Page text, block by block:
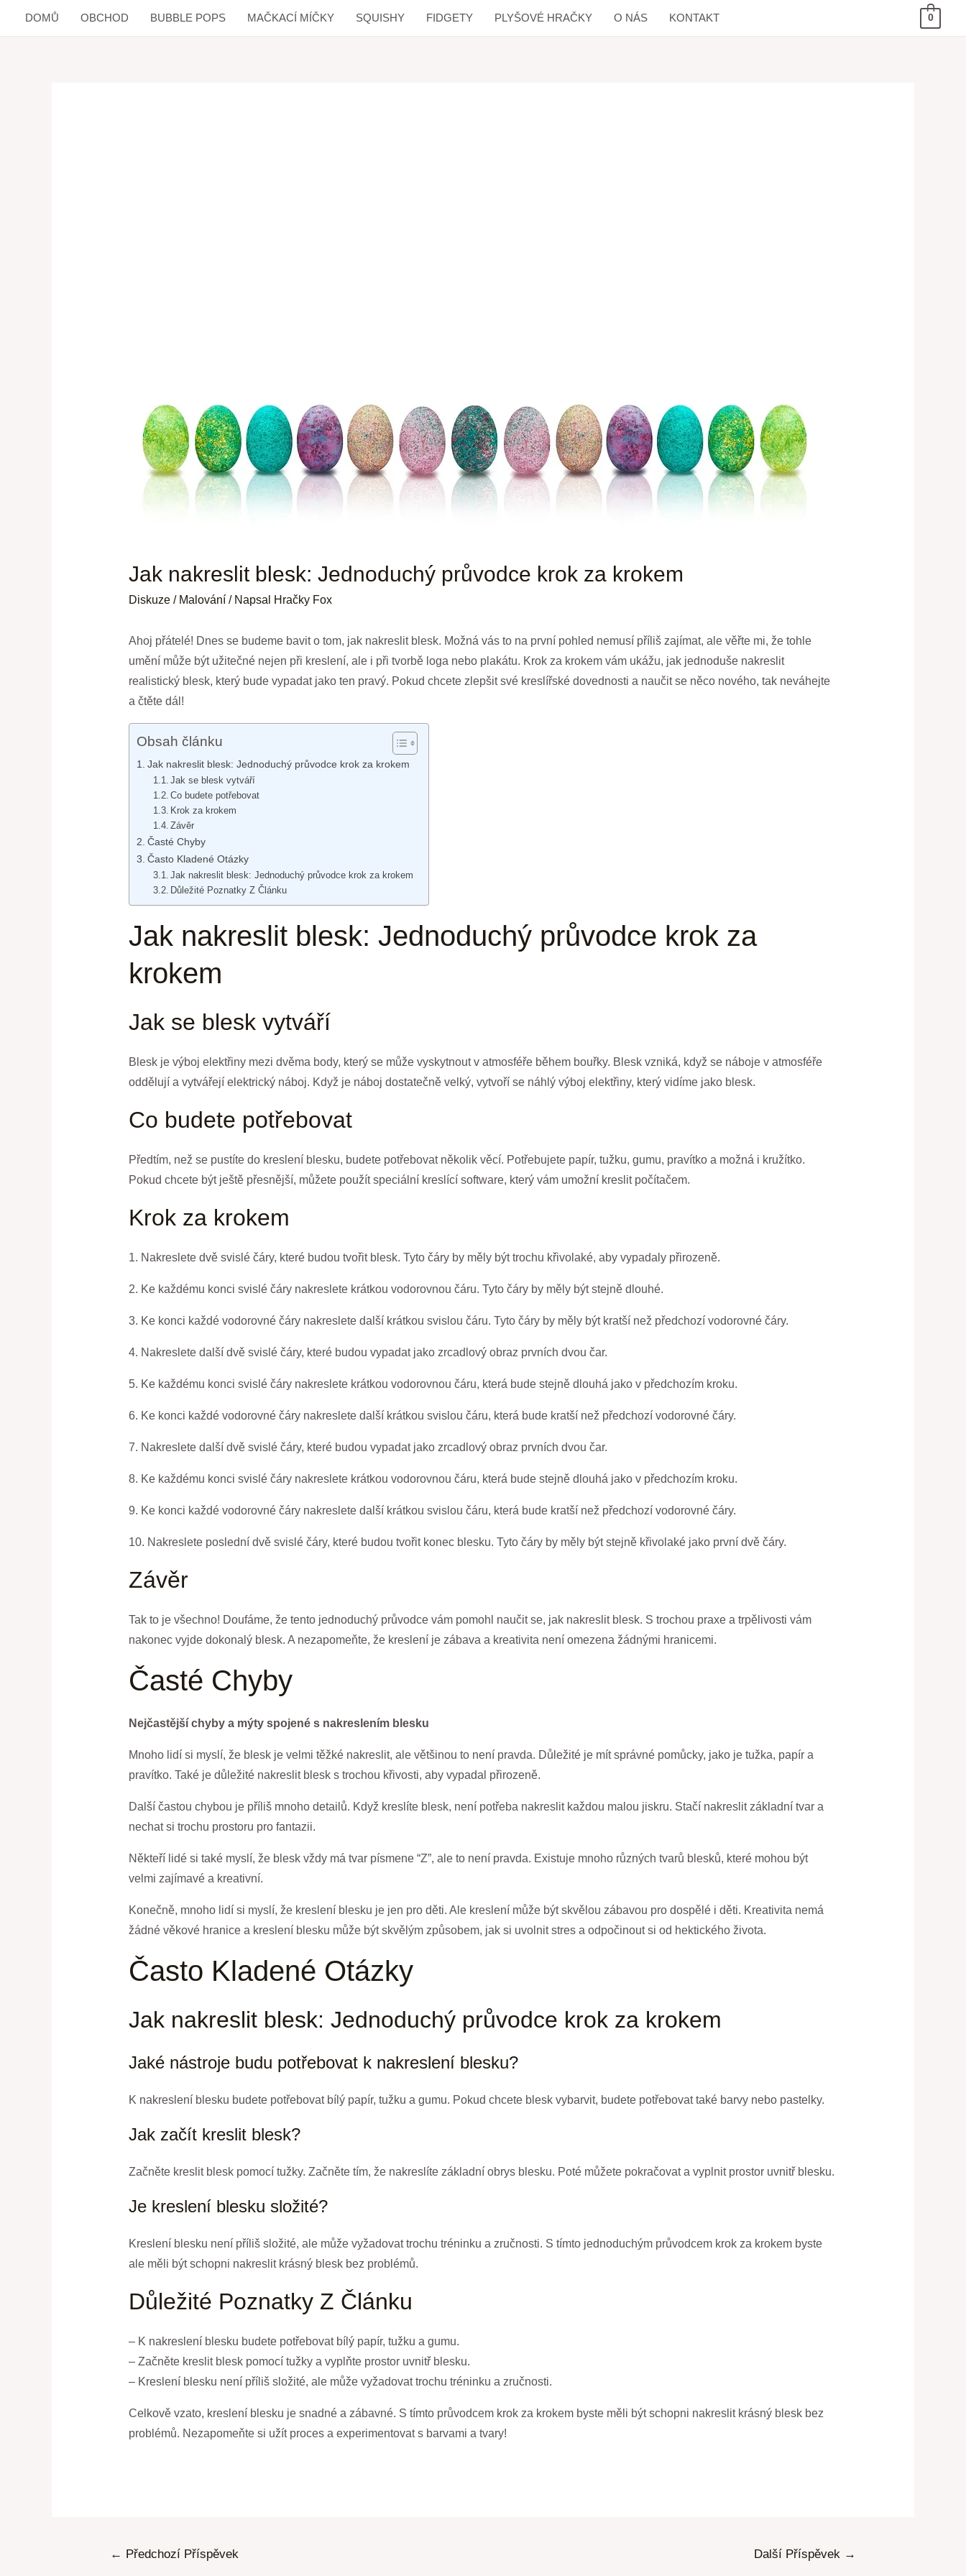
DOMŮ OBCHOD BUBBLE POPS MAČKACÍ MÍČKY SQUISHY FIDGETY PLYŠOVÉ HRAČKY O NÁS KONTAKT 0
Jak nakreslit blesk: Jednoduchý průvodce krok za krokem
Diskuze / Malování/ Napsal Hračky Fox
Ahoj přátelé! Dnes se budeme bavit o tom, jak nakreslit blesk. Možná vás to na první pohled nemusí příliš zajímat, ale věřte mi, že tohle
umění může být užitečné nejen při kreslení, ale i při tvorbě loga nebo plakátu. Krok za krokem vám ukážu, jak jednoduše nakreslit
realistický blesk, který bude vypadat jako ten pravý. Pokud chcete zlepšit své kreslířské dovednosti a naučit se něco nového, tak neváhejte
a čtěte dál!
Obsah článku
Jak nakreslit blesk: Jednoduchý průvodce krok za krokem
Jak se blesk vytváří
Co budete potřebovat
Krok za krokem
Závěr
Časté Chyby
Často Kladené Otázky
Jak nakreslit blesk: Jednoduchý průvodce krok za krokem
Důležité Poznatky Z Článku
Jak nakreslit blesk: Jednoduchý průvodce krok za
krokem
Jak se blesk vytváří
Blesk je výboj elektřiny mezi dvěma body, který se může vyskytnout v atmosféře během bouřky. Blesk vzniká, když se náboje v atmosféře
oddělují a vytvářejí elektrický náboj. Když je náboj dostatečně velký, vytvoří se náhlý výboj elektřiny, který vidíme jako blesk.
Co budete potřebovat
Předtím, než se pustíte do kreslení blesku, budete potřebovat několik věcí. Potřebujete papír, tužku, gumu, pravítko a možná i kružítko.
Pokud chcete být ještě přesnější, můžete použít speciální kreslící software, který vám umožní kreslit počítačem.
Krok za krokem
1. Nakreslete dvě svislé čáry, které budou tvořit blesk. Tyto čáry by měly být trochu křivolaké, aby vypadaly přirozeně.
2. Ke každému konci svislé čáry nakreslete krátkou vodorovnou čáru. Tyto čáry by měly být stejně dlouhé.
3. Ke konci každé vodorovné čáry nakreslete další krátkou svislou čáru. Tyto čáry by měly být kratší než předchozí vodorovné čáry.
4. Nakreslete další dvě svislé čáry, které budou vypadat jako zrcadlový obraz prvních dvou čar.
5. Ke každému konci svislé čáry nakreslete krátkou vodorovnou čáru, která bude stejně dlouhá jako v předchozím kroku.
6. Ke konci každé vodorovné čáry nakreslete další krátkou svislou čáru, která bude kratší než předchozí vodorovné čáry.
7. Nakreslete další dvě svislé čáry, které budou vypadat jako zrcadlový obraz prvních dvou čar.
8. Ke každému konci svislé čáry nakreslete krátkou vodorovnou čáru, která bude stejně dlouhá jako v předchozím kroku.
9. Ke konci každé vodorovné čáry nakreslete další krátkou svislou čáru, která bude kratší než předchozí vodorovné čáry.
10. Nakreslete poslední dvě svislé čáry, které budou tvořit konec blesku. Tyto čáry by měly být stejně křivolaké jako první dvě čáry.
Závěr
Tak to je všechno! Doufáme, že tento jednoduchý průvodce vám pomohl naučit se, jak nakreslit blesk. S trochou praxe a trpělivosti vám
nakonec vyjde dokonalý blesk. A nezapomeňte, že kreslení je zábava a kreativita není omezena žádnými hranicemi.
Časté Chyby
Nejčastější chyby a mýty spojené s nakreslením blesku
Mnoho lidí si myslí, že blesk je velmi těžké nakreslit, ale většinou to není pravda. Důležité je mít správné pomůcky, jako je tužka, papír a
pravítko. Také je důležité nakreslit blesk s trochou křivosti, aby vypadal přirozeně.
Další častou chybou je příliš mnoho detailů. Když kreslíte blesk, není potřeba nakreslit každou malou jiskru. Stačí nakreslit základní tvar a
nechat si trochu prostoru pro fantazii.
Někteří lidé si také myslí, že blesk vždy má tvar písmene “Z”, ale to není pravda. Existuje mnoho různých tvarů blesků, které mohou být
velmi zajímavé a kreativní.
Konečně, mnoho lidí si myslí, že kreslení blesku je jen pro děti. Ale kreslení může být skvělou zábavou pro dospělé i děti. Kreativita nemá
žádné věkové hranice a kreslení blesku může být skvělým způsobem, jak si uvolnit stres a odpočinout si od hektického života.
Často Kladené Otázky
Jak nakreslit blesk: Jednoduchý průvodce krok za krokem
Jaké nástroje budu potřebovat k nakreslení blesku?
K nakreslení blesku budete potřebovat bílý papír, tužku a gumu. Pokud chcete blesk vybarvit, budete potřebovat také barvy nebo pastelky.
Jak začít kreslit blesk?
Začněte kreslit blesk pomocí tužky. Začněte tím, že nakreslíte základní obrys blesku. Poté můžete pokračovat a vyplnit prostor uvnitř blesku.
Je kreslení blesku složité?
Kreslení blesku není příliš složité, ale může vyžadovat trochu tréninku a zručnosti. S tímto jednoduchým průvodcem krok za krokem byste
ale měli být schopni nakreslit krásný blesk bez problémů.
Důležité Poznatky Z Článku
– K nakreslení blesku budete potřebovat bílý papír, tužku a gumu.
– Začněte kreslit blesk pomocí tužky a vyplňte prostor uvnitř blesku.
– Kreslení blesku není příliš složité, ale může vyžadovat trochu tréninku a zručnosti.
Celkově vzato, kreslení blesku je snadné a zábavné. S tímto průvodcem krok za krokem byste měli být schopni nakreslit krásný blesk bez
problémů. Nezapomeňte si užít proces a experimentovat s barvami a tvary!
← Předchozí Příspěvek Další Příspěvek →